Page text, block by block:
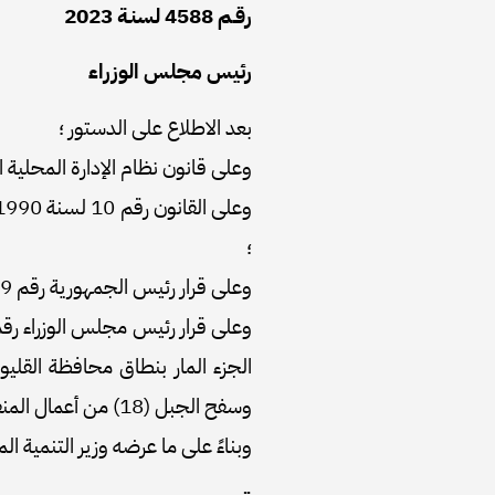
رقـم 4588 لسنـة 2023
رئيس مجلس الوزراء
بعد الاطلاع على الدستور ؛
وعلى قانون نظام الإدارة المحلية الصادر بالقانون
؛
وعلى قرار رئيس الجمهورية رقم 279 لسنة 2018 بالتفويض فى بعض الاختصاصات ؛
الجزء المار بنطاق محافظة
وسفح الجبل (18) من أعمال المنفعة العامة ؛
وبناءً على ما عرضه وزير التنمية